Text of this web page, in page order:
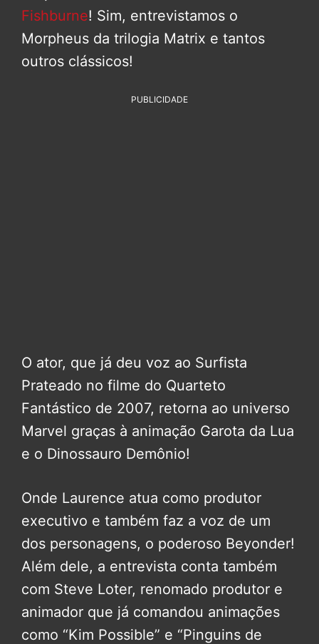
Fishburne! Sim, entrevistamos o
Morpheus da trilogia Matrix e tantos
outros clássicos!
PUBLICIDADE
O ator, que já deu voz ao Surfista
Prateado no filme do Quarteto
Fantástico de 2007, retorna ao universo
Marvel graças à animação Garota da Lua
e o Dinossauro Demônio!
Onde Laurence atua como produtor
executivo e também faz a voz de um
dos personagens, o poderoso Beyonder!
Além dele, a entrevista conta também
com Steve Loter, renomado produtor e
animador que já comandou animações
como “Kim Possible” e “Pinguins de